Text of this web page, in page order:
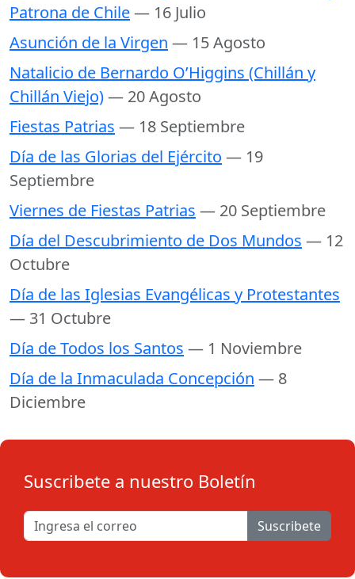
Patrona de Chile— 16 Julio
Asunción de la Virgen — 15 Agosto
Natalicio de Bernardo O’Higgins (Chillán y
Chillán Viejo)— 20 Agosto
Fiestas Patrias — 18 Septiembre
Día de las Glorias del Ejército — 19
Septiembre
Viernes de Fiestas Patrias — 20 Septiembre
Día del Descubrimiento de Dos Mundos — 12
Octubre
Día de las Iglesias Evangélicas y Protestantes
— 31 Octubre
Día de Todos los Santos — 1 Noviembre
Día de la Inmaculada Concepción — 8
Diciembre
Suscribete a nuestro Boletín
Suscribete